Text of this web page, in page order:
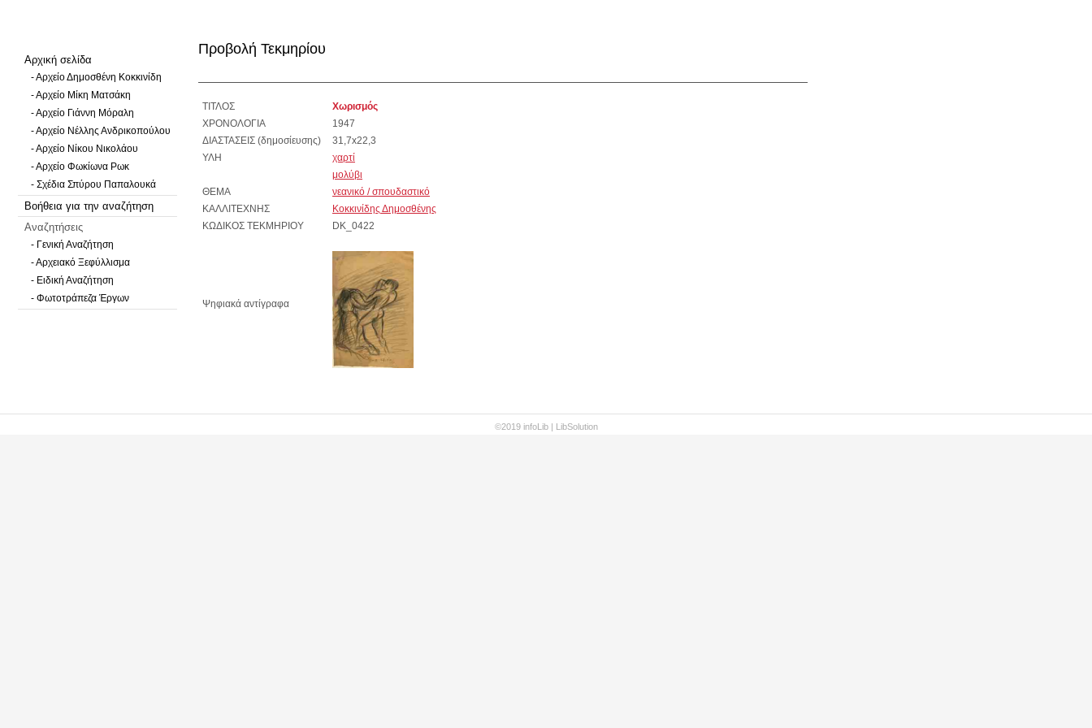
Αρχική σελίδα
- Αρχείο Δημοσθένη Κοκκινίδη
- Αρχείο Μίκη Ματσάκη
- Αρχείο Γιάννη Μόραλη
- Αρχείο Νέλλης Ανδρικοπούλου
- Αρχείο Νίκου Νικολάου
- Αρχείο Φωκίωνα Ρωκ
- Σχέδια Σπύρου Παπαλουκά
Βοήθεια για την αναζήτηση
Αναζητήσεις
- Γενική Αναζήτηση
- Αρχειακό Ξεφύλλισμα
- Ειδική Αναζήτηση
- Φωτοτράπεζα Έργων
Προβολή Τεκμηρίου
ΤΙΤΛΟΣ
Χωρισμός
ΧΡΟΝΟΛΟΓΙΑ
1947
ΔΙΑΣΤΑΣΕΙΣ (δημοσίευσης)
31,7x22,3
ΥΛΗ
χαρτί
μολύβι
ΘΕΜΑ
νεανικό / σπουδαστικό
ΚΑΛΛΙΤΕΧΝΗΣ
Κοκκινίδης Δημοσθένης
ΚΩΔΙΚΟΣ ΤΕΚΜΗΡΙΟΥ
DK_0422
Ψηφιακά αντίγραφα
©2019 infoLib | LibSolution